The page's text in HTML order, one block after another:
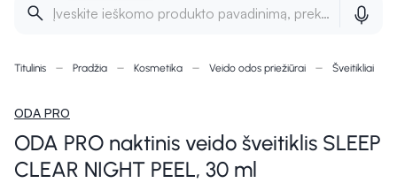
Įveskite ieškomo produkto pavadinimą, prekės ženklą ir
Titulinis Pradžia Kosmetika Veido odos priežiūrai Šveitikliai
ODA PRO
ODA PRO naktinis veido šveitiklis SLEEP
CLEAR NIGHT PEEL, 30 ml